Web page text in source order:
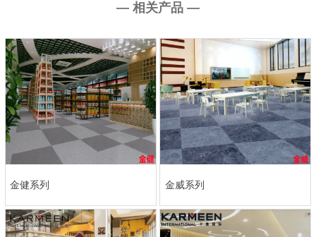
— 相关产品 —
金健系列 金威系列